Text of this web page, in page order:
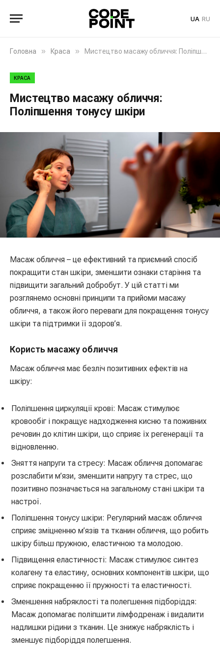
UA RU
Головна » Краса » Мистецтво масажу обличчя: Поліпшення тонусу шкіри
КРАСА
Мистецтво масажу обличчя:
Поліпшення тонусу шкіри
Масаж обличчя – це ефективний та приємний спосіб
покращити стан шкіри, зменшити ознаки старіння та
підвищити загальний добробут. У цій статті ми
розглянемо основні принципи та прийоми масажу
обличчя, а також його переваги для покращення тонусу
шкіри та підтримки її здоров’я.
Користь масажу обличчя
Масаж обличчя має безліч позитивних ефектів на
шкіру:
Поліпшення циркуляції крові: Масаж стимулює
кровообіг і покращує надходження кисню та поживних
речовин до клітин шкіри, що сприяє їх регенерації та
відновленню.
Зняття напруги та стресу: Масаж обличчя допомагає
розслабити м’язи, зменшити напругу та стрес, що
позитивно позначається на загальному стані шкіри та
настрої.
Поліпшення тонусу шкіри: Регулярний масаж обличчя
сприяє зміцненню м’язів та тканин обличчя, що робить
шкіру більш пружною, еластичною та молодою.
Підвищення еластичності: Масаж стимулює синтез
колагену та еластину, основних компонентів шкіри, що
сприяє покращенню її пружності та еластичності.
Зменшення набряклості та полегшення підборіддя:
Масаж допомагає поліпшити лімфодренаж і видалити
надлишки рідини з тканин. Це знижує набряклість і
зменшує підборіддя полегшення.